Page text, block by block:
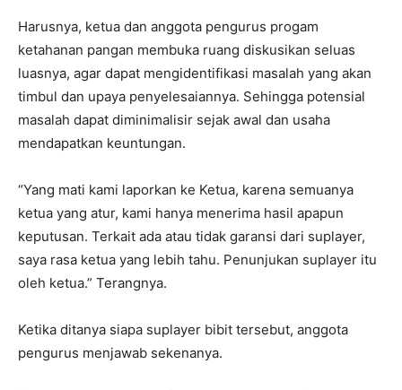
Harusnya, ketua dan anggota pengurus progam
ketahanan pangan membuka ruang diskusikan seluas
luasnya, agar dapat mengidentifikasi masalah yang akan
timbul dan upaya penyelesaiannya. Sehingga potensial
masalah dapat diminimalisir sejak awal dan usaha
mendapatkan keuntungan.
“Yang mati kami laporkan ke Ketua, karena semuanya
ketua yang atur, kami hanya menerima hasil apapun
keputusan. Terkait ada atau tidak garansi dari suplayer,
saya rasa ketua yang lebih tahu. Penunjukan suplayer itu
oleh ketua.” Terangnya.
Ketika ditanya siapa suplayer bibit tersebut, anggota
pengurus menjawab sekenanya.